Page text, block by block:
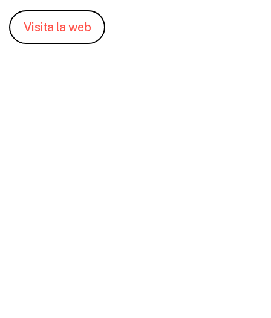
Visita la web